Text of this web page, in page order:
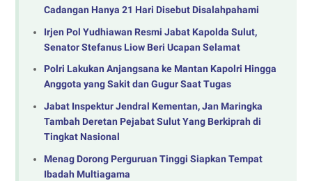
Cadangan Hanya 21 Hari Disebut Disalahpahami
Irjen Pol Yudhiawan Resmi Jabat Kapolda Sulut,
Senator Stefanus Liow Beri Ucapan Selamat
Polri Lakukan Anjangsana ke Mantan Kapolri Hingga
Anggota yang Sakit dan Gugur Saat Tugas
Jabat Inspektur Jendral Kementan, Jan Maringka
Tambah Deretan Pejabat Sulut Yang Berkiprah di
Tingkat Nasional
Menag Dorong Perguruan Tinggi Siapkan Tempat
Ibadah Multiagama